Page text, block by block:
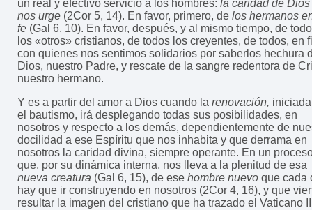
un real y efectivo servicio a los hombres: la caridad de Dios
nos urge (2Cor 5, 14). En favor, primero, de los hermanos
fe (Gal 6, 10). En favor, después, y al mismo tiempo, de
los «otros» cristianos, de todos los creyentes, de todos, en
con quienes nos sentimos solidarios por saberlos hechura
Dios, nuestro Padre, y rescate de la sangre redentora de
nuestro hermano.
Y es a partir del amor a Dios cuando la renovación,
el bautismo, irá desplegando todas sus posibilidades, en
nosotros y respecto a los demás, dependientemente de
docilidad a ese Espíritu que nos inhabita y que derrama en
nosotros la caridad divina, siempre operante. En un
que, por su dinámica interna, nos lleva a la plenitud de esa
nueva creatura (Gal 6, 15), de ese hombre nuevo que cada
hay que ir construyendo en nosotros (2Cor 4, 16), y que
resultar la imagen del cristiano que ha trazado el Vaticano